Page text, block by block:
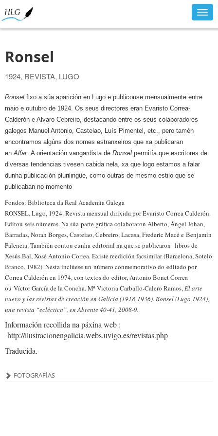
Ronsel
1924, REVISTA, LUGO
Ronsel fixo a súa aparición en Lugo e publicouse mensualmente entre
maio e outubro de 1924. Os seus directores eran Evaristo Correa-
Calderón e Alvaro Cebreiro, destacando entre os seus colaboradores
galegos Manuel Antonio, Castelao, Luís Pimentel, etc., pero tamén
encontramos algúns dos nomes estranxeiros que xa publicaran
enAlfar. A orientación vangardista de Ronsel permitía que escritores de
diversas tendencias tivesen cabida nela, xa que logo estamos a falar
dunha publicación plurilingüe, como outras de mesmo estilo que se
publicaban no momento
Fondos: Biblioteca da Real Academia Galega
RONSEL. Lugo, 1924. Revista mensual dirixida por Evaristo Correa Calderón.
Editou seis números. Na súa parte gráfica colaboraron Alberto, Ángel Johan,
Barradas, Norah Borges, Castelao, Cebreiro, Lacasa, Frederic Macé e Benjamín
Palencia. También contou cunha editorial na que se publicaron libros de
Xesús Bal, Xosé Antonio Correa. Existe reedición facsimilar (Barcelona, Sotelo
Branco, 1982). Nesta inclúese un número conmemorativo do editado por
Correa Calderón en 1974, con textos do editor, Antonio Bonet Correa
ou Víctor García de la Concha. Mª Victoria Carballo-Calero Ramos,El arte
nuevo y las revistas de creación en Galicia (1918-1936). Ronsel (Lugo 1924),
una revista “ecléctica”, en Abrente 40-41, 2008-9.
Información recollida na páxina web :
http://ilustracionengalicia.webs.uvigo.es/revistas.php
Traducida.
FOTOGRAFÍAS